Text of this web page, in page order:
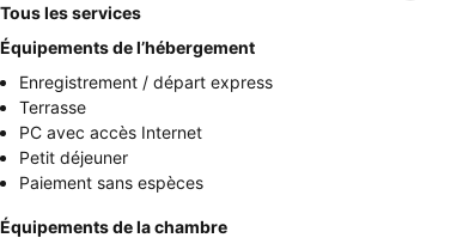
Tous les services
Équipements de l’hébergement
Enregistrement / départ express
Terrasse
PC avec accès Internet
Petit déjeuner
Paiement sans espèces
Équipements de la chambre